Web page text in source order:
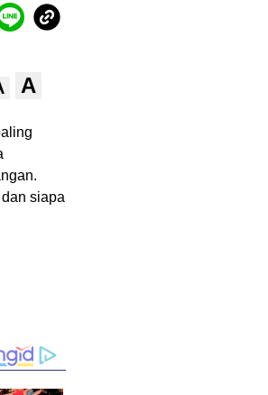
A
siapa